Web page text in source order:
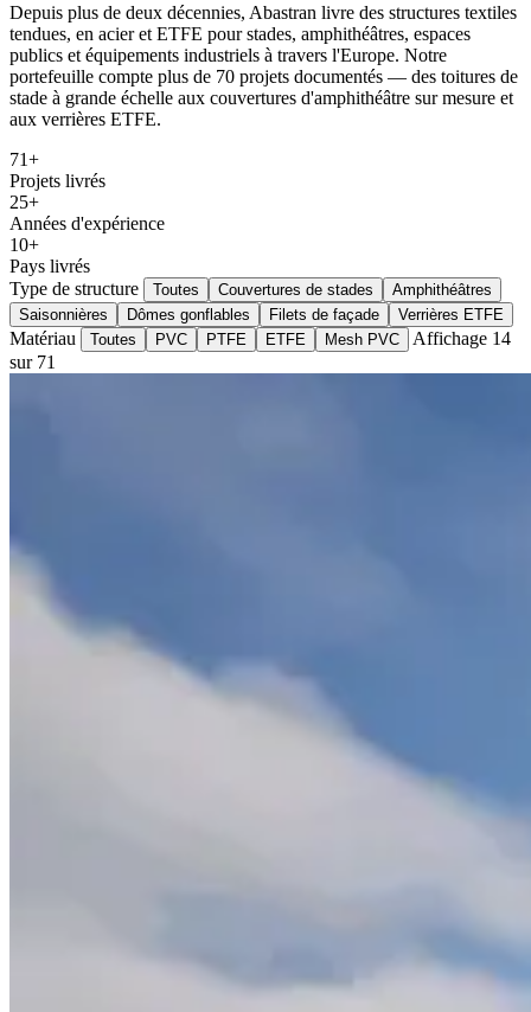
Depuis plus de deux décennies, Abastran livre des structures textiles
tendues, en acier et ETFE pour stades, amphithéâtres, espaces
publics et équipements industriels à travers l'Europe. Notre
portefeuille compte plus de 70 projets documentés — des toitures de
stade à grande échelle aux couvertures d'amphithéâtre sur mesure et
aux verrières ETFE.
71+
Projets livrés
25+
Années d'expérience
10+
Pays livrés
Type de structure
Toutes Couvertures de stades
Amphithéâtres
Saisonnières
Dômes gonflables Filets de façade Verrières ETFE
Matériau Toutes PVC PTFE ETFE Mesh PVC
Affichage 14
sur 71